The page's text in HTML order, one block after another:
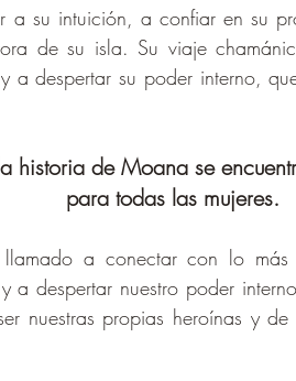
a su intuición, a confiar en su
de su isla. Su viaje
a despertar su poder interno,
historia de Moana se
para todas las mujeres.
a conectar con lo más
a despertar nuestro poder
nuestras propias heroínas y